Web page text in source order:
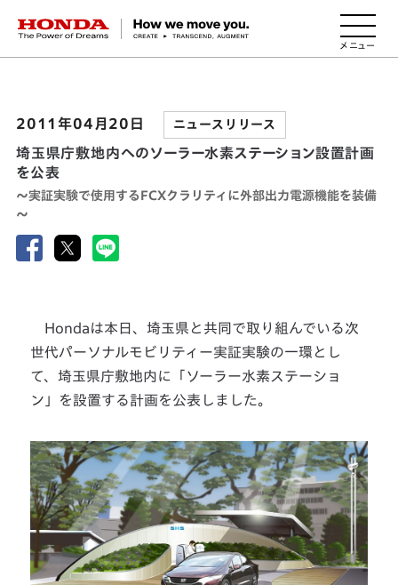
HONDA The Power of Dreams
2011年04月20日 ニュースリリース
埼玉県庁敷地内へのソーラー水素ステーション設置計画
を公表
～実証実験で使用するFCXクラリティに外部出力電源機能を装備
～
Hondaは本日、埼玉県と共同で取り組んでいる次
世代パーソナルモビリティー実証実験の一環とし
て、埼玉県庁敷地内に「ソーラー水素ステーショ
ン」を設置する計画を公表しました。